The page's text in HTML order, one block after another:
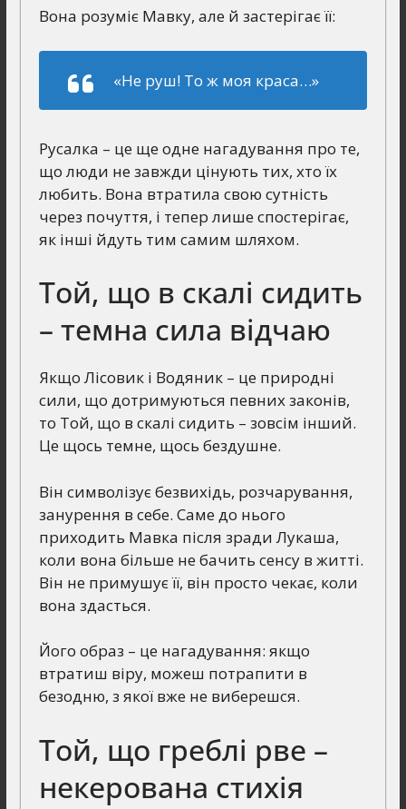
Вона розуміє Мавку, але й застерігає її:
«Не руш! То ж моя краса…»
Русалка – це ще одне нагадування про те,
що люди не завжди цінують тих, хто їх
любить. Вона втратила свою сутність
через почуття, і тепер лише спостерігає,
як інші йдуть тим самим шляхом.
Той, що в скалі сидить
– темна сила відчаю
Якщо Лісовик і Водяник – це природні
сили, що дотримуються певних законів,
то Той, що в скалі сидить – зовсім інший.
Це щось темне, щось бездушне.
Він символізує безвихідь, розчарування,
занурення в себе. Саме до нього
приходить Мавка після зради Лукаша,
коли вона більше не бачить сенсу в житті.
Він не примушує її, він просто чекає, коли
вона здасться.
Його образ – це нагадування: якщо
втратиш віру, можеш потрапити в
безодню, з якої вже не виберешся.
Той, що греблі рве –
некерована стихія